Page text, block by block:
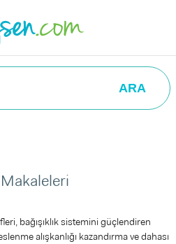
ARA
bağışıklık sistemini güçlendiren
alışkanlığı kazandırma ve dahası